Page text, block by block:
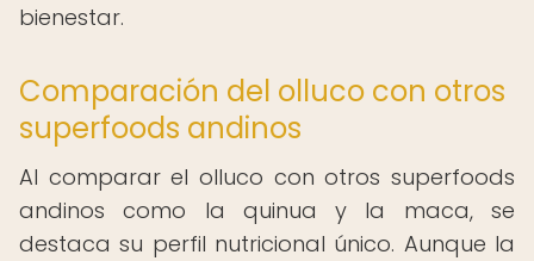
bienestar.
Comparación del olluco con otros
superfoods andinos
Al comparar el olluco con otros superfoods
andinos como la quinua y la maca, se
destaca su perfil nutricional único. Aunque la